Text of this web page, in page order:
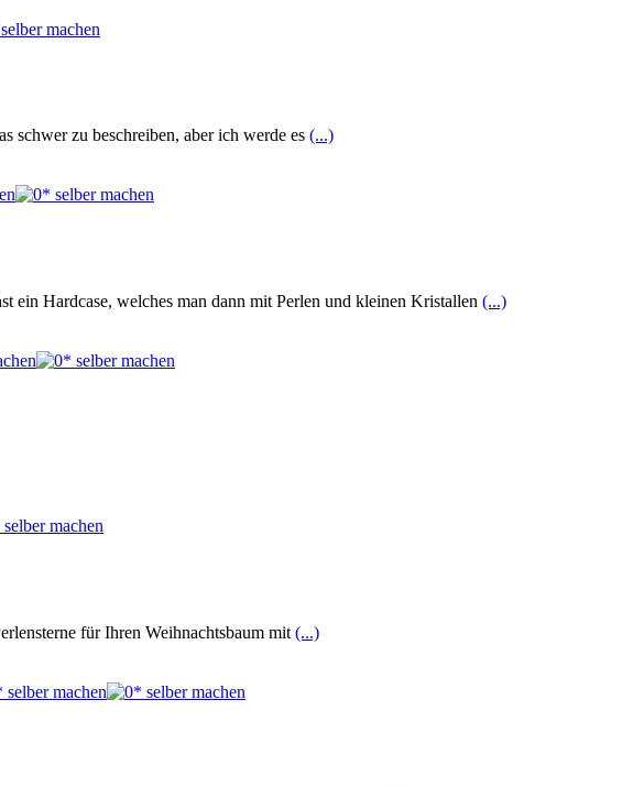
schwer zu beschreiben, aber ich werde es (...)
ein Hardcase, welches man dann mit Perlen und kleinen Kristallen (...)
für Ihren Weihnachtsbaum mit (...)